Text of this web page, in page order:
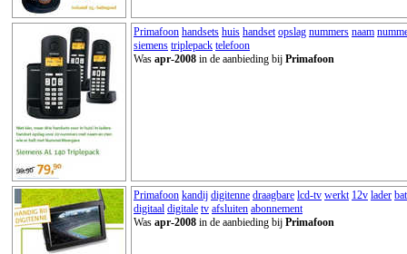
Primafoon handsets huis handset opslag nummers naam
siemens triplepack telefoon
Was apr-2008 in de aanbieding bij Primafoon
Primafoon kandij digitenne draagbare lcd-tv werkt 12v lader
digitaal digitale tv afsluiten abonnement
Was apr-2008 in de aanbieding bij Primafoon